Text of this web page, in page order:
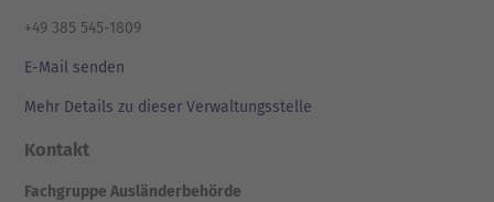
+49 385 545-1809
E-Mail senden
Mehr Details zu dieser Verwaltungsstelle
Kontakt
Fachgruppe Ausländerbehörde